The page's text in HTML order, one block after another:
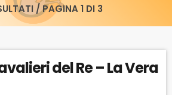
/ PAGINA 1 DI 3
del Re – La Vera